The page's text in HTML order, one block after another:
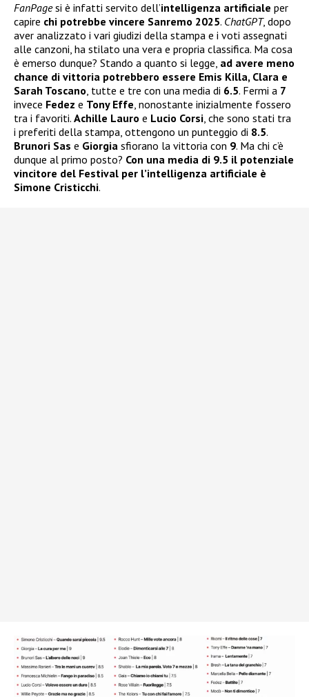
FanPagesi è infatti servito dell’intelligenza artificiale per
capire chi potrebbe vincere Sanremo 2025. ChatGPT, dopo
aver analizzato i vari giudizi della stampa e i voti assegnati
alle canzoni, ha stilato una vera e propria classifica. Ma cosa
è emerso dunque? Stando a quanto si legge, ad avere meno
chance di vittoria potrebbero essere Emis Killa, Clara e
Sarah Toscano, tutte e tre con una media di 6.5. Fermi a 7
invece Fedez e Tony Effe, nonostante inizialmente fossero
tra i favoriti. Achille Lauro e Lucio Corsi, che sono stati tra
i preferiti della stampa, ottengono un punteggio di 8.5.
Brunori Sas e Giorgia sfiorano la vittoria con 9. Ma chi c’è
dunque al primo posto? Con una media di 9.5 il potenziale
vincitore del Festival per l’intelligenza artificiale è
Simone Cristicchi.